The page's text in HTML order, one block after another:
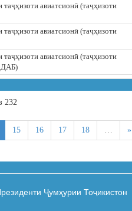
авиатсионӣ (таҷҳизоти
авиатсионӣ (таҷҳизоти
авиатсионӣ (таҷҳизоти
232
15 16 17 18 … »
Ҷумҳурии Тоҷикистон